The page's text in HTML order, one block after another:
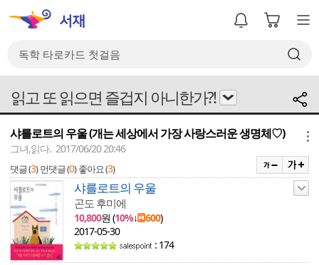
읽고 또 읽으면 즐겁지 아니한가?!
샤를로트의 우울 (개는 세상에서 가장 사랑스러운 생명체♡)
그녀,읽다. 2017/06/20 20:46
댓글 (3) 먼댓글 (0) 좋아요 (3)
샤를로트의 우울
곤도 후미에
10,800원 (10%↓ 600)
2017-05-30
: 174